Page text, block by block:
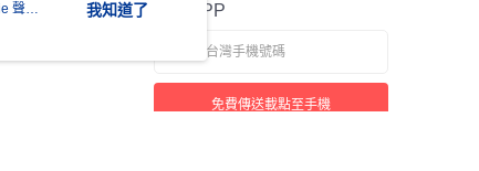
官方APP
免費傳送載點至手機
聲明
我知道了